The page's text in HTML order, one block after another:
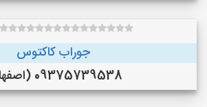
جوراب کاکتوس
09375739538 (اصفهان)